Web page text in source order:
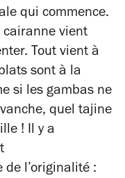
qui commence.
cairanne vient
Tout vient à
sont à la
si les gambas ne
quel tajine
! Il y a
de l’originalité :